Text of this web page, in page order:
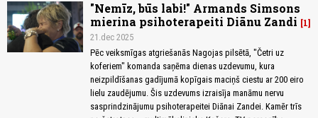
"Nemīz, būs labi!" Armands Simsons
mierina psihoterapeiti Diānu Zandi
1
21.dec 2025
Pēc veiksmīgas atgriešanās Nagojas pilsētā, "Četri uz
koferiem" komanda saņēma dienas uzdevumu, kura
neizpildīšanas gadījumā kopīgais maciņš ciestu ar 200 eiro
lielu zaudējumu. Šis uzdevums izraisīja manāmu nervu
sasprindzinājumu psihoterapeitei Diānai Zandei. Kamēr trīs